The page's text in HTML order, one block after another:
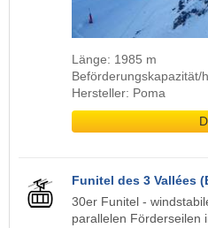
Länge: 1985 m
Beförderungskapazität/
Hersteller: Poma
Funitel des 3 Vallées
30er Funitel -
parallelen Förderseilen